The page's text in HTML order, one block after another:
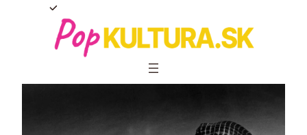
Prejsť
obsah